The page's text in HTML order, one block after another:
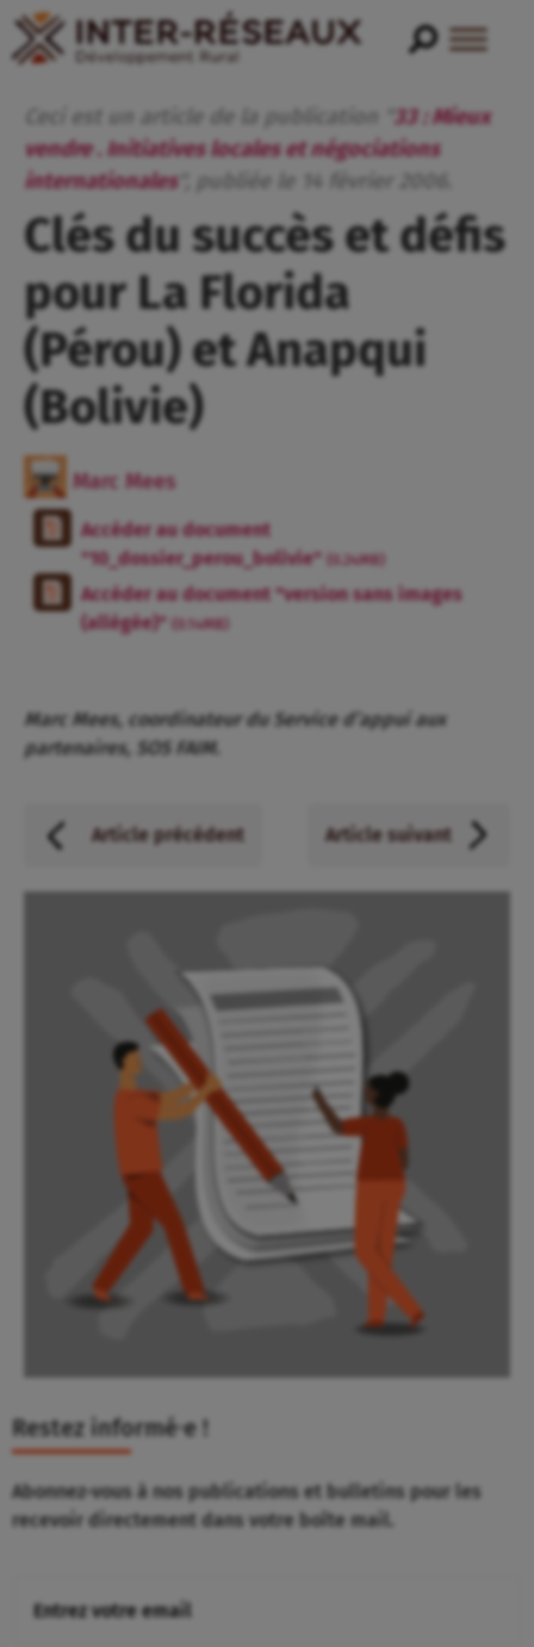
Ceci est un article de la publication "
33 : Mieux
vendre . Initiatives locales et négociations
internationales", publiée le 14 février
Clés du succès et défis
pour La Florida
(Pérou) et Anapqui
(Bolivie)
Marc Mees
Accéder au document
"10_dossier_perou_bolivie" (0.24MB)
Accéder au document "version sans images
(allégée)" (0.14MB)
Marc Mees, coordinateur du Service d’appui aux
partenaires, SOS FAIM.
Article précédent Article suivant
Restez informé⸱e !
Abonnez-vous à nos publications et bulletins pour les
recevoir directement dans votre boîte mail.